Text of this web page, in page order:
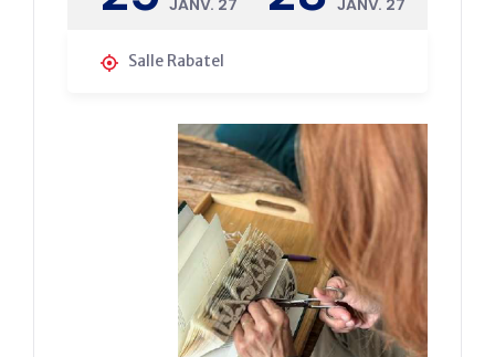
JANV. 27 JANV. 27
Salle Rabatel